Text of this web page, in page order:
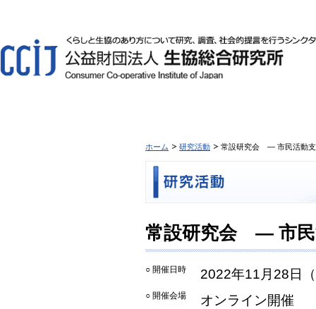
ホーム 研究活動 常設研究会 ― 市民活動
常設研究会 ― 市民
○ 開催日時 2022年11月28日
○ 開催会場 オンライン開催